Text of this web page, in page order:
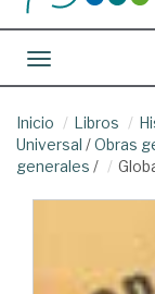
Toggle
Inicio Libros
Universal /Obras
generales /